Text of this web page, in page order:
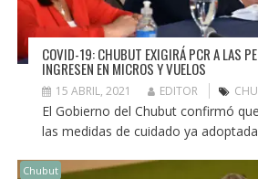
COVID-19: CHUBUT EXIGIRÁ PCR A LAS
INGRESEN EN MICROS Y VUELOS
15 ABRIL, 2021 EDITOR
El Gobierno del Chubut confirmó
las medidas de cuidado ya
Chubut